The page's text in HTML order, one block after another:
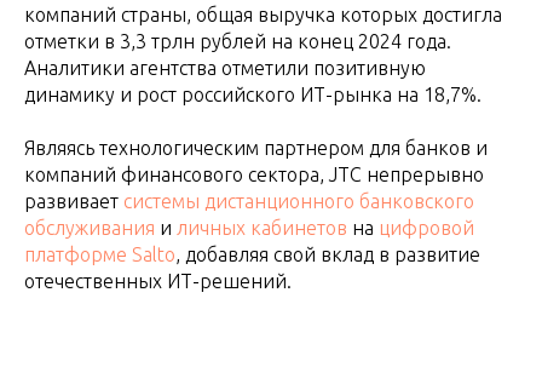
компаний страны, общая выручка которых достигла
отметки в 3,3 трлн рублей на конец 2024 года.
Аналитики агентства отметили позитивную
динамику и рост российского ИТ-рынка на 18,7%.
Являясь технологическим партнером для банков и
компаний финансового сектора, JTC непрерывно
развивает системы дистанционного банковского
обслуживания и личных кабинетов на цифровой
платформе Salto, добавляя свой вклад в развитие
отечественных ИТ-решений.